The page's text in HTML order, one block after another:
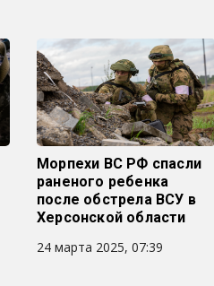
Морпехи ВС РФ спасли
раненого ребенка
после обстрела ВСУ в
Херсонской области
24 марта 2025, 07:39